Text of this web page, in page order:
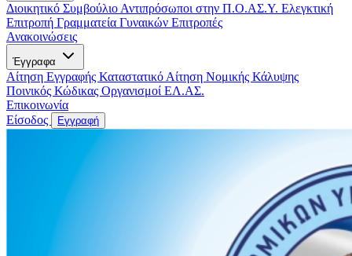
Διοικητικό Συμβούλιο Αντιπρόσωποι στην Π.Ο.ΑΣ.Υ. Ελεγκτική
Επιτροπή Γραμματεία Γυναικών Επιτροπές
Ανακοινώσεις
Έγγραφα
Αίτηση Εγγραφής Καταστατικό Αίτηση Νομικής Κάλυψης
Ποινικός Κώδικας Οργανισμοί ΕΛ.ΑΣ.
Επικοινωνία
Είσοδος
Εγγραφή